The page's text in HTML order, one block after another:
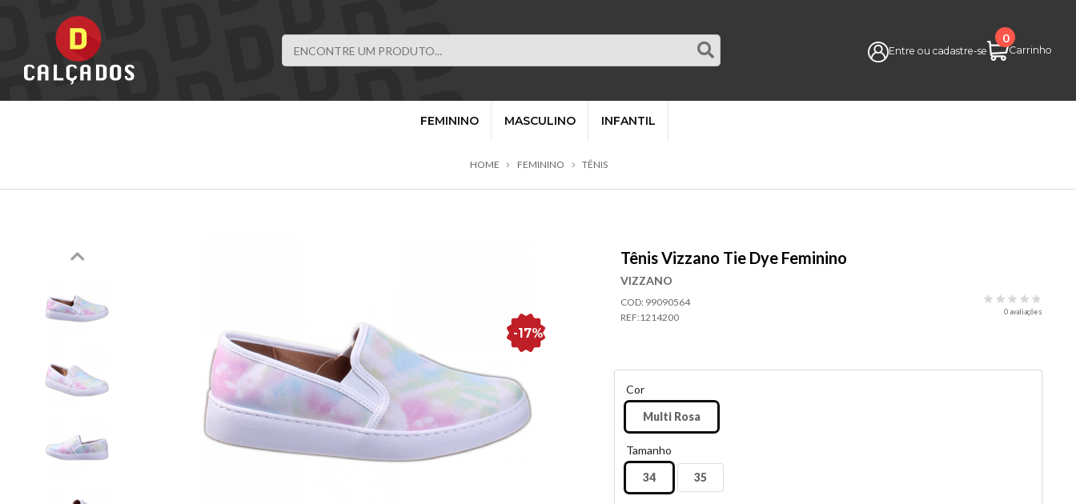
Entre ou cadastre-se
0
Carrinho
FEMININO MASCULINO INFANTIL
HOME FEMININO TÊNIS
Tênis Vizzano Tie Dye Feminino
VIZZANO
COD: 99090564
REF:1214200 0 avaliações
Cor
Multi Rosa
Tamanho
34
35
-17%